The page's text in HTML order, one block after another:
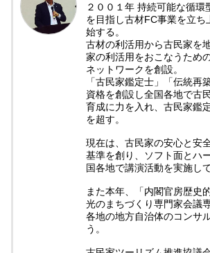
２００１年 持続可能な循環
を目指し古材FC事業を立ち
始する。
古材の利活用から古民家を
家の利活用をおこなうため
ネットワークを創設。
「古民家鑑定士」「伝統再
資格を創設し全国各地で古
育成に力を入れ、古民家鑑
を超す。
現在は、古民家の安心と安
基準を創り、ソフト面とハ
国各地で講演活動を実施して
また本年、「内閣官房歴史
光のまちづくり専門家会議
各地の地方自治体のコンサ
う。